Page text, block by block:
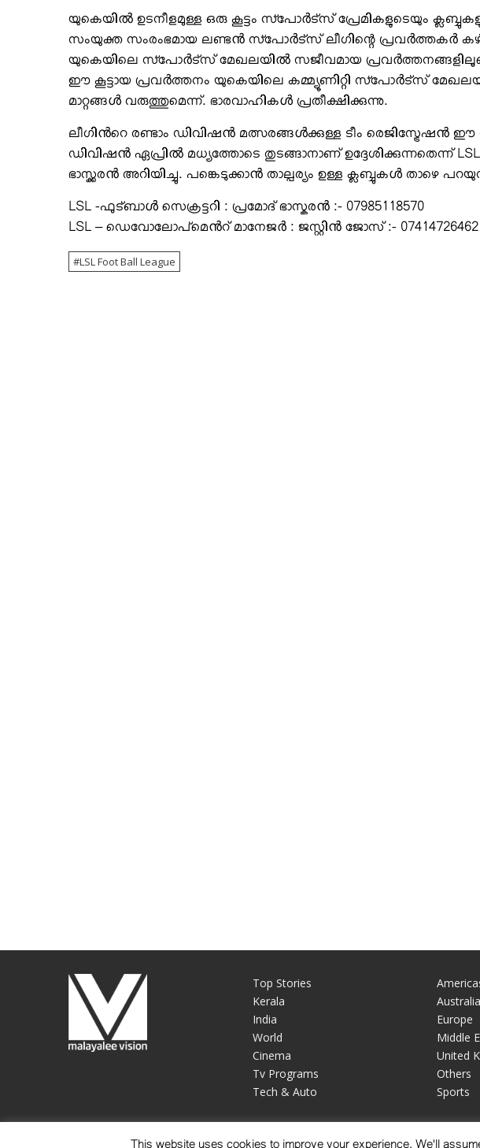
യുകെയിൽ ഉടനീളമുള്ള ഒരു കൂട്ടം സ്പോർട്സ് പ്രേമികളുടെയും
സംയുക്ത സംരംഭമായ ലണ്ടൻ സ്പോർട്സ് ലീഗിന്റെ പ്രവർത്തകർ
യുകെയിലെ സ്പോർട്സ് മേഖലയിൽ സജീവമായ പ്രവർത്തനങ്ങളിലൂടെ
ഈ കൂട്ടായ പ്രവർത്തനം യുകെയിലെ കമ്മ്യൂണിറ്റി സ്പോർട്സ്
മാറ്റങ്ങൾ വരുത്തുമെന്ന്. ഭാരവാഹികൾ പ്രതീക്ഷിക്കുന്നു.
ലീഗിൻറെ രണ്ടാം ഡിവിഷൻ മത്സരങ്ങൾക്കുള്ള ടീം രെജിസ്ട്രേഷൻ ഈ
ഡിവിഷൻ ഏപ്രിൽ മധ്യത്തോടെ തുടങ്ങാനാണ് ഉദ്ദേശിക്കുന്നതെന്ന്
ഭാസ്ക്കരൻ അറിയിച്ചു. പങ്കെടുക്കാൻ താല്പര്യം ഉള്ള ക്ലബ്ബുകൾ താഴെ
LSL -ഫുട്ബാൾ സെക്രട്ടറി : പ്രമോദ് ഭാസ്കരൻ :- 07985118570
LSL – ഡെവോലോപ്മെൻറ് മാനേജർ : ജസ്റ്റിൻ ജോസ് :- 07414726462
LSL Foot Ball League
Top Stories
Kerala
India
World
Cinema
Tv Programs
Tech & Auto
Europe
Middle
United
Others
Sports